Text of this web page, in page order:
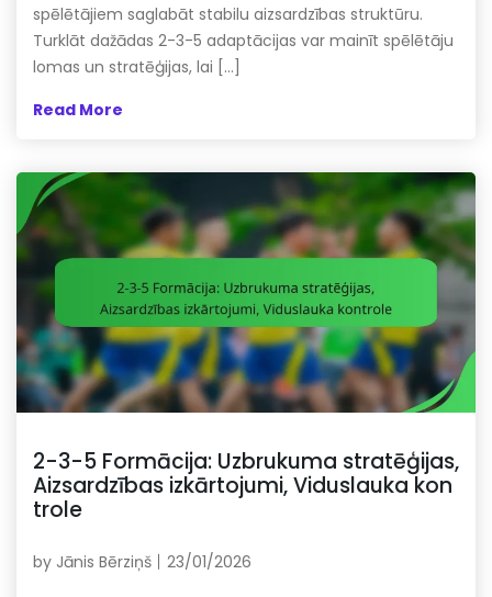
spēlētājiem saglabāt stabilu aizsardzības struktūru.
Turklāt dažādas 2-3-5 adaptācijas var mainīt spēlētāju
lomas un stratēģijas, lai […]
Read More
2-3-5 Formācija: Uzbrukuma stratēģijas,
Aizsardzības izkārtojumi, Viduslauka kon
trole
by Jānis Bērziņš 23/01/2026